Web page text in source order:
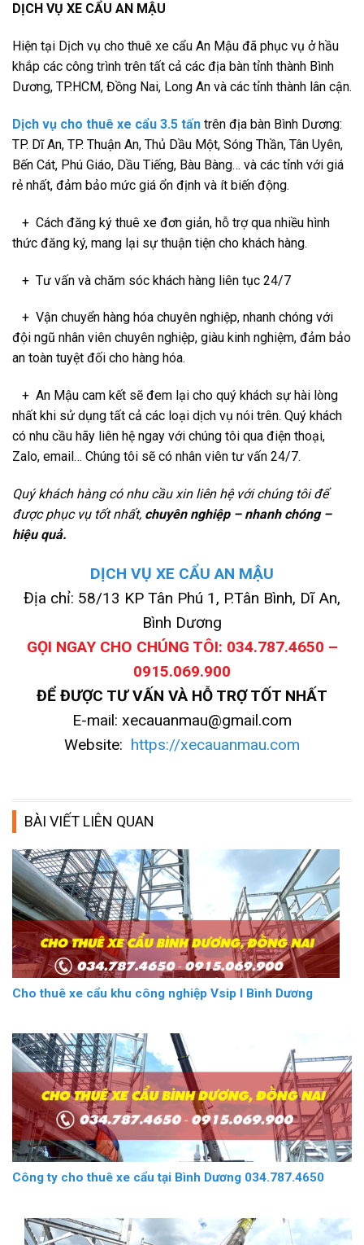
DỊCH VỤ XE CẨU AN MẬU
Hiện tại Dịch vụ cho thuê xe cẩu An Mậu đã phục vụ ở hầu
khắp các công trình trên tất cả các địa bàn tỉnh thành Bình
Dương, TP.HCM, Đồng Nai, Long An và các tỉnh thành lân cận.
Dịch vụ cho thuê xe cẩu 3.5 tấn trên địa bàn Bình Dương:
TP. Dĩ An, TP. Thuận An, Thủ Dầu Một, Sóng Thần, Tân Uyên,
Bến Cát, Phú Giáo, Dầu Tiếng, Bàu Bàng… và các tỉnh với giá
rẻ nhất, đảm bảo mức giá ổn định và ít biến động.
+ Cách đăng ký thuê xe đơn giản, hỗ trợ qua nhiều hình
thức đăng ký, mang lại sự thuận tiện cho khách hàng.
+ Tư vấn và chăm sóc khách hàng liên tục 24/7
+ Vận chuyển hàng hóa chuyên nghiệp, nhanh chóng với
đội ngũ nhân viên chuyên nghiệp, giàu kinh nghiệm, đảm bảo
an toàn tuyệt đối cho hàng hóa.
+ An Mậu cam kết sẽ đem lại cho quý khách sự hài lòng
nhất khi sử dụng tất cả các loại dịch vụ nói trên. Quý khách
có nhu cầu hãy liên hệ ngay với chúng tôi qua điện thoại,
Zalo, email… Chúng tôi sẽ có nhân viên tư vấn 24/7.
Quý khách hàng có nhu cầu xin liên hệ với chúng tôi để
được phục vụ tốt nhất, chuyên nghiệp – nhanh chóng –
hiệu quả.
DỊCH VỤ XE CẨU AN MẬU
Địa chỉ: 58/13 KP Tân Phú 1, P.Tân Bình, Dĩ An,
Bình Dương
GỌI NGAY CHO CHÚNG TÔI: 034.787.4650 –
0915.069.900
ĐỂ ĐƯỢC TƯ VẤN VÀ HỖ TRỢ TỐT NHẤT
E-mail: xecauanmau@gmail.com
Website: https://xecauanmau.com
BÀI VIẾT LIÊN QUAN
Cho thuê xe cẩu khu công nghiệp Vsip I Bình Dương
Công ty cho thuê xe cẩu tại Bình Dương 034.787.4650